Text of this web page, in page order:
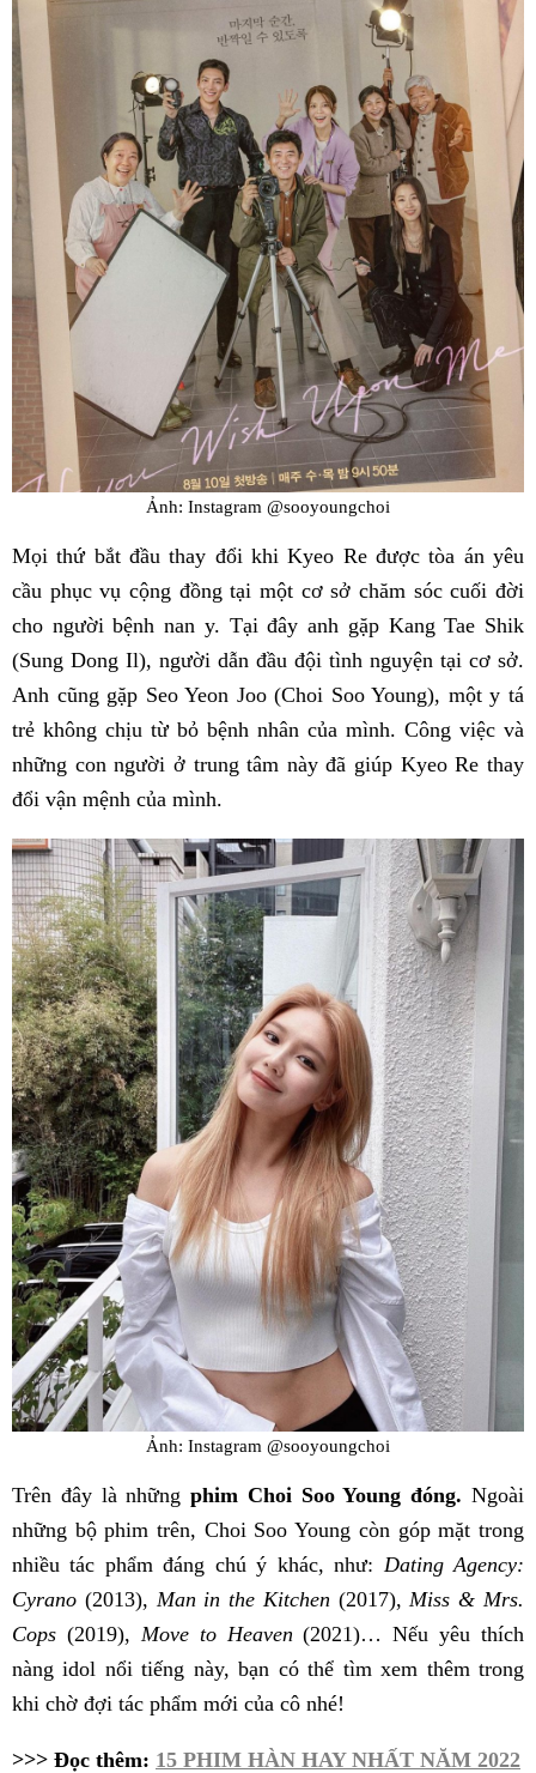
Ảnh: Instagram @sooyoungchoi
Mọi thứ bắt đầu thay đổi khi Kyeo Re được tòa án yêu
cầu phục vụ cộng đồng tại một cơ sở chăm sóc cuối đời
cho người bệnh nan y. Tại đây anh gặp Kang Tae Shik
(Sung Dong Il), người dẫn đầu đội tình nguyện tại cơ sở.
Anh cũng gặp Seo Yeon Joo (Choi Soo Young), một y tá
trẻ không chịu từ bỏ bệnh nhân của mình. Công việc và
những con người ở trung tâm này đã giúp Kyeo Re thay
đổi vận mệnh của mình.
Ảnh: Instagram @sooyoungchoi
Trên đây là những phim Choi Soo Young đóng. Ngoài
những bộ phim trên, Choi Soo Young còn góp mặt trong
nhiều tác phẩm đáng chú ý khác, như: Dating Agency:
Cyrano (2013), Man in the Kitchen (2017), Miss & Mrs.
Cops (2019), Move to Heaven (2021)… Nếu yêu thích
nàng idol nổi tiếng này, bạn có thể tìm xem thêm trong
khi chờ đợi tác phẩm mới của cô nhé!
>>> Đọc thêm: 15 PHIM HÀN HAY NHẤT NĂM 2022